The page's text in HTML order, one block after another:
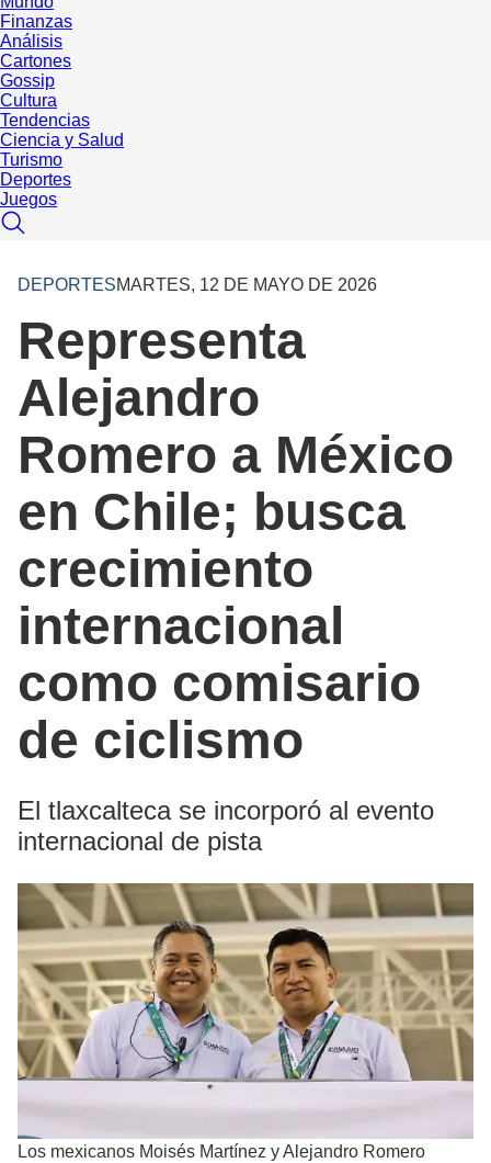
Finanzas
Análisis
Cartones
Gossip
Cultura
Tendencias
Ciencia y Salud
Turismo
Deportes
Juegos
DEPORTESMARTES, 12 DE MAYO DE 2026
Representa
Alejandro
Romero a México
en Chile; busca
crecimiento
internacional
como comisario
de ciclismo
El tlaxcalteca se incorporó al evento
internacional de pista
Los mexicanos Moisés Martínez y Alejandro Romero